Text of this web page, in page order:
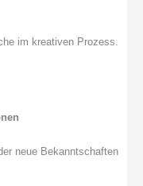
im kreativen Prozess.
neue Bekanntschaften